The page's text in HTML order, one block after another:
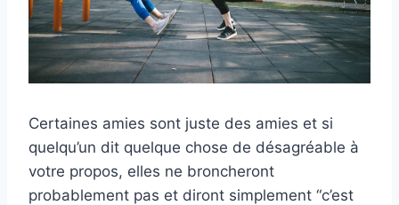
Certaines amies sont juste des amies et si
quelqu’un dit quelque chose de désagréable à
votre propos, elles ne broncheront
probablement pas et diront simplement “c’est